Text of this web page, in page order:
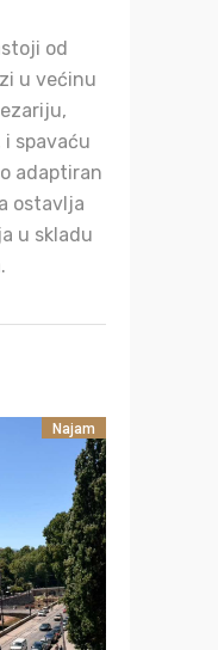
od
u većinu
spavaću
adaptiran
ostavlja
u skladu
Najam